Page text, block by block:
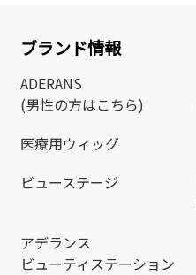
ブランド情報
ADERANS
(男性の方はこちら)
医療用ウィッグ
ビューステージ
アデランス
ビューティステーション